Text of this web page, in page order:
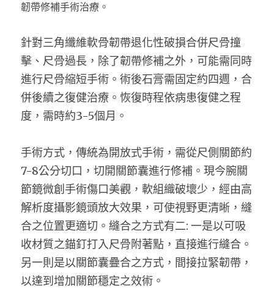
韌帶修補手術治療。
針對三角纖維軟骨韌帶退化性破損合併尺骨撞
擊、尺骨過長，除了韌帶修補之外，可能需同時
進行尺骨縮短手術。術後石膏需固定約四週，合
併後續之復健治療。恢復時程依病患復健之程
度，需時約3-5個月。
手術方式，傳統為開放式手術，需從尺側關節約
7-8公分切口，切開關節囊進行修補。現今腕關
節鏡微創手術傷口美觀，軟組織破壞少，經由高
解析度攝影鏡頭放大效果，可使視野更清晰，縫
合之位置更適切。縫合之方式有二: 一是以可吸
收材質之錨釘打入尺骨附著點，直接進行縫合。
另一則是以關節囊疊合之方式，間接拉緊韌帶，
以達到增加關節穩定之效術。